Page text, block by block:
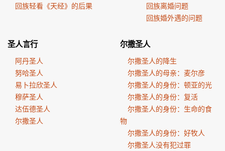
回族轻看《天经》的后果
回族离婚问题
回族婚外遇的问题
圣人言行
阿丹圣人
努哈圣人
易卜拉欣圣人
穆萨圣人
达伍德圣人
尔撒圣人
尔撒圣人
尔撒圣人的降生
尔撒圣人的母亲：麦尔彦
尔撒圣人的身份：顿亚的光
尔撒圣人的身份：复活
尔撒圣人的身份：生命的食
物
尔撒圣人的身份：好牧人
尔撒圣人没有犯过罪